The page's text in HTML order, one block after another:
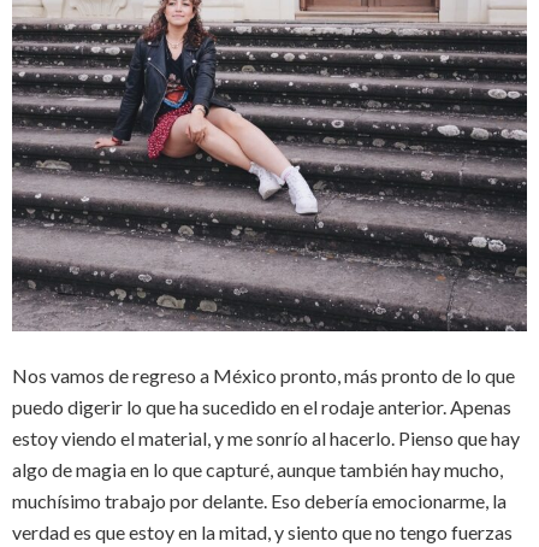
Nos vamos de regreso a México pronto, más pronto de lo que
puedo digerir lo que ha sucedido en el rodaje anterior. Apenas
estoy viendo el material, y me sonrío al hacerlo. Pienso que hay
algo de magia en lo que capturé, aunque también hay mucho,
muchísimo trabajo por delante. Eso debería emocionarme, la
verdad es que estoy en la mitad, y siento que no tengo fuerzas